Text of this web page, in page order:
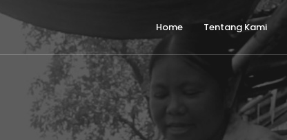
Home Tentang Kami